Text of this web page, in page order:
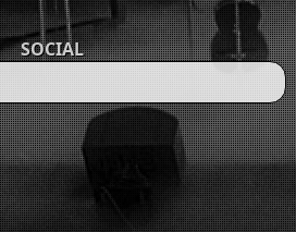
SOCIAL